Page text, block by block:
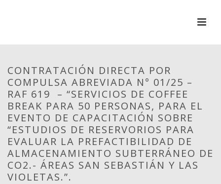
CONTRATACIÓN DIRECTA POR
COMPULSA ABREVIADA N° 01/25 –
RAF 619 – “SERVICIOS DE COFFEE
BREAK PARA 50 PERSONAS, PARA EL
EVENTO DE CAPACITACIÓN SOBRE
“ESTUDIOS DE RESERVORIOS PARA
EVALUAR LA PREFACTIBILIDAD DE
ALMACENAMIENTO SUBTERRÁNEO DE
CO2.- ÁREAS SAN SEBASTIÁN Y LAS
VIOLETAS.”.